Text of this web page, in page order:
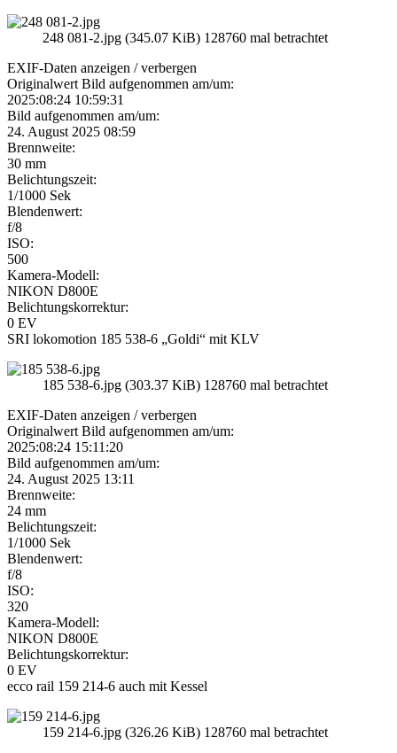
248 081-2.jpg (345.07 KiB) 128760 mal betrachtet
EXIF-Daten anzeigen / verbergen
Originalwert Bild aufgenommen am/um:
2025:08:24 10:59:31
Bild aufgenommen am/um:
24. August 2025 08:59
Brennweite:
30 mm
Belichtungszeit:
1/1000 Sek
Blendenwert:
f/8
ISO:
500
Kamera-Modell:
NIKON D800E
Belichtungskorrektur:
0 EV
SRI lokomotion 185 538-6 „Goldi“ mit KLV
185 538-6.jpg (303.37 KiB) 128760 mal betrachtet
EXIF-Daten anzeigen / verbergen
Originalwert Bild aufgenommen am/um:
2025:08:24 15:11:20
Bild aufgenommen am/um:
24. August 2025 13:11
Brennweite:
24 mm
Belichtungszeit:
1/1000 Sek
Blendenwert:
f/8
ISO:
320
Kamera-Modell:
NIKON D800E
Belichtungskorrektur:
0 EV
ecco rail 159 214-6 auch mit Kessel
159 214-6.jpg (326.26 KiB) 128760 mal betrachtet